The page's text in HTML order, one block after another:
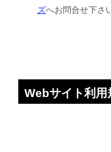
ズへお問合せ下さ
Webサイト利用